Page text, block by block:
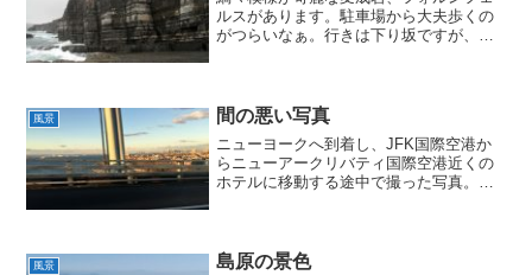
ルスがあります。駐車場から大夫歩くの
がつらいなぁ。行きは下り坂ですが、も
風景 間の悪い写真
ニューヨークへ到着し、JFK国際空港か
らニューアークリバティ国際空港近くの
ホテルに移動する途中で撮った写真。橋
風景 島原の景色